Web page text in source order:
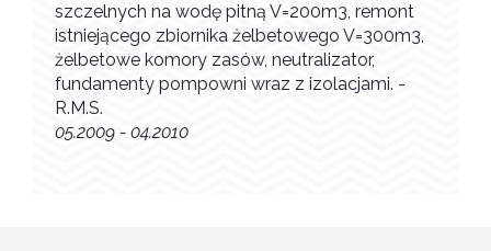
szczelnych na wodę pitną V=200m3, remont
istniejącego zbiornika żelbetowego V=300m3,
żelbetowe komory zasów, neutralizator,
fundamenty pompowni wraz z izolacjami. -
R.M.S.
05.2009 - 04.2010